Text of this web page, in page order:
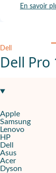
En savoir
Dell
Dell Pro
Apple
Samsung
Lenovo
HP
Dell
Asus
Acer
Dyson